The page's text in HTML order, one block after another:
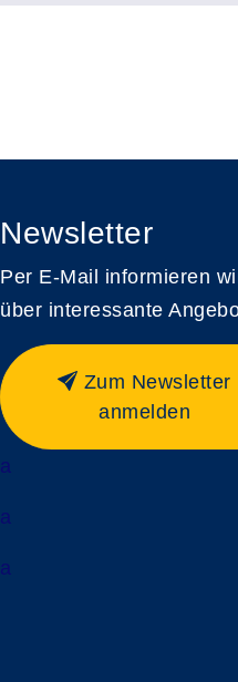
Newsletter
Per E-Mail informieren
über interessante
Zum Newsletter
anmelden
a
a
a